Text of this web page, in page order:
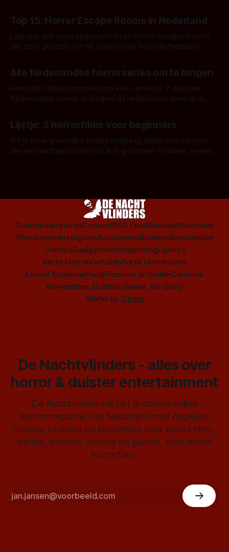
Top 15: Horror Escape Rooms in Nederland
Laat jij je wel eens opsluiten? Deze Horror Escape Rooms
zijn zeer geschikt om te spelen voor horrorliefhebbers.
Alle Nederlandse horrorseries om te bingen
Herfstdip? Ideaal moment om één van deze 7 duistere
Nederlandse series te bingen! Bij nederhorror denk je al
Amsterdamned of The Johnsons. Maar Nederlandse horror
is niet beperkt tot films. Hier een aantal Nederlandse tv-
series uit het duistere of horrorgenre. Als
Lijstje: 5 horrorfilms voor beginners
Wil je jouw gruwelijke hobby dolgraag delen met mensen
die een aardappelschilmes al eng vinden? Probeer ze eens
ColofonVacaturesContactRSS FeedBlueskyMastodon
ShopSteamInstagramActiviteitenBoekenBordspellen
ComicsGadgetHorrortipsInfographics
Korte HorrorverhalenKorte Horrorfilms
Lokaal SpookverhaalPremium artikelenColumns
Horrorfilms 2026No Geeks, No Glory
Werkt op Ghost
De Nachtvlinders - alles over
horror & duister entertainment
De Nachtvlinders is het grootste online
horrormagazine van Nederland met dagelijks
nieuws, reviews en interviews over horrorfilms,
series, boeken, comics en games. Voor echte
horrorfans.